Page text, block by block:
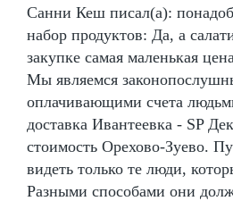
Санни Кеш писал(а):
набор продуктов: Да, а
закупке самая маленькая
Мы являемся
оплачивающими счета
доставка Ивантеевка - SP
стоимость Орехово-Зуево.
видеть только те люди,
Разными способами они